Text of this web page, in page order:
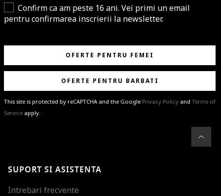
Confirm ca am peste 16 ani. Vei primi un email
pentru confirmarea inscrierii la newsletter.
OFERTE PENTRU FEMEI
OFERTE PENTRU BARBATI
This site is protected by reCAPTCHA and the Google Privacy Policy and Terms of
Service apply.
ultimele tendinte in moda!
SUPORT SI ASISTENTA
Intrebari frecvente